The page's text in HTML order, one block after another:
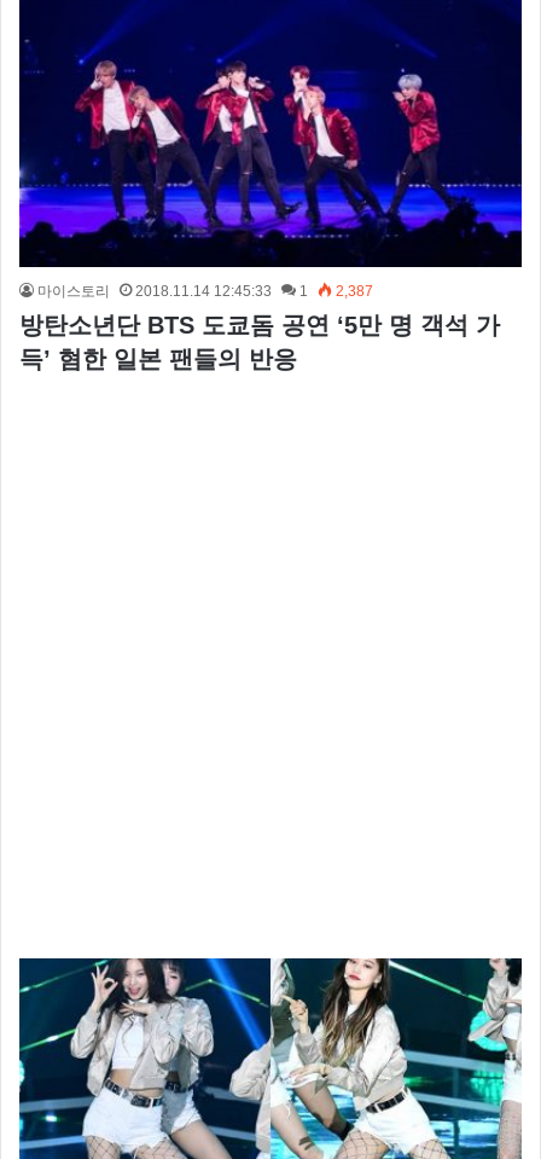
마이스토리 2018.11.14 12:45:33 1 2,387
방탄소년단 BTS 도쿄돔 공연 ‘5만 명 객석 가
득’ 혐한 일본 팬들의 반응